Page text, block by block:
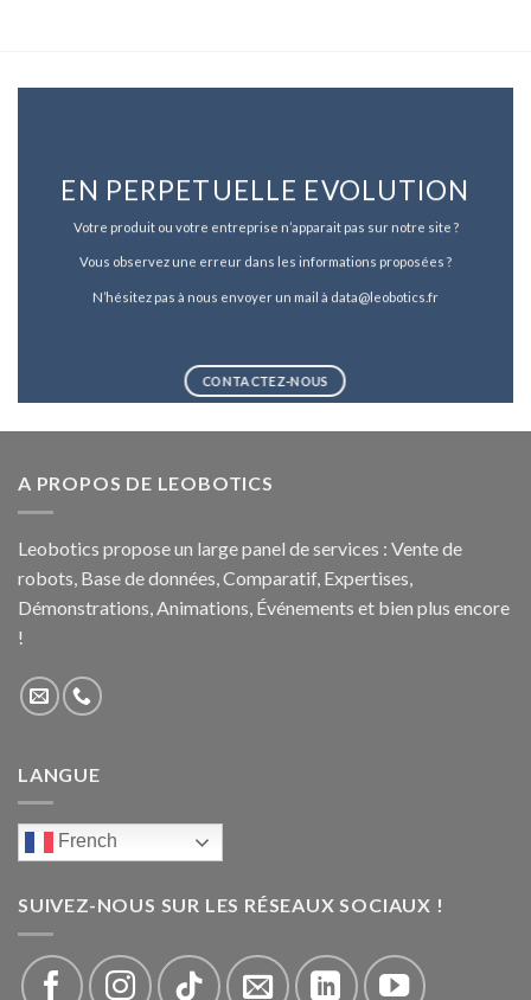
EN PERPETUELLE EVOLUTION
Votre produit ou votre entreprise n’apparait pas sur notre site ?
Vous observez une erreur dans les informations proposées ?
N’hésitez pas à nous envoyer un mail à data@leobotics.fr
CONTACTEZ-NOUS
A PROPOS DE LEOBOTICS
Leobotics propose un large panel de services : Vente de
robots, Base de données, Comparatif, Expertises,
Démonstrations, Animations, Événements et bien plus encore
!
LANGUE
French
SUIVEZ-NOUS SUR LES RÉSEAUX SOCIAUX !